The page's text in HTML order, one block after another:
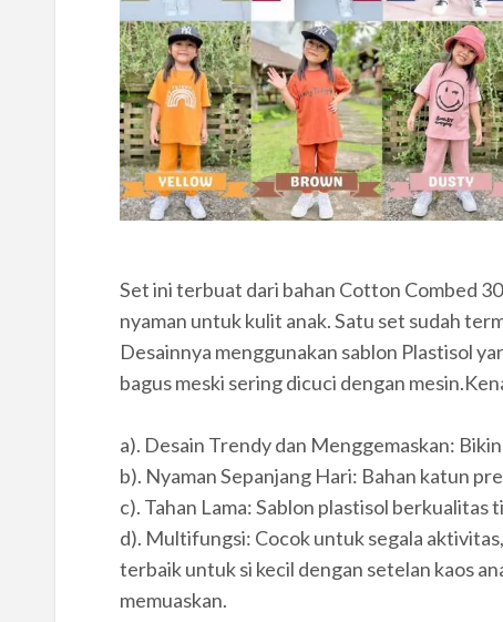
Set ini terbuat dari bahan Cotton Combed
nyaman untuk kulit anak. Satu set sudah
Desainnya menggunakan sablon Plastisol
bagus meski sering dicuci dengan
a). Desain Trendy dan Menggemaskan:
b). Nyaman Sepanjang Hari: Bahan katun
c). Tahan Lama: Sablon plastisol
d). Multifungsi: Cocok untuk segala
terbaik untuk si kecil dengan setelan kaos
memuaskan.